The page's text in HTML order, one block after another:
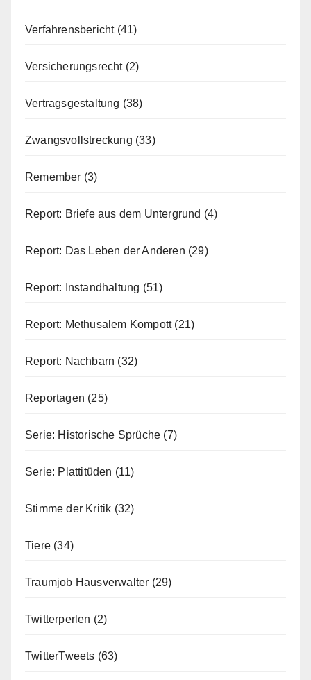
Verfahrensbericht(41)
Versicherungsrecht(2)
Vertragsgestaltung (38)
Zwangsvollstreckung (33)
Remember (3)
Report: Briefe aus dem Untergrund (4)
Report: Das Leben der Anderen (29)
Report: Instandhaltung (51)
Report: Methusalem Kompott(21)
Report: Nachbarn (32)
Reportagen (25)
Serie: Historische Sprüche (7)
Serie: Plattitüden (11)
Stimme der Kritik (32)
Tiere (34)
Traumjob Hausverwalter (29)
Twitterperlen (2)
TwitterTweets (63)